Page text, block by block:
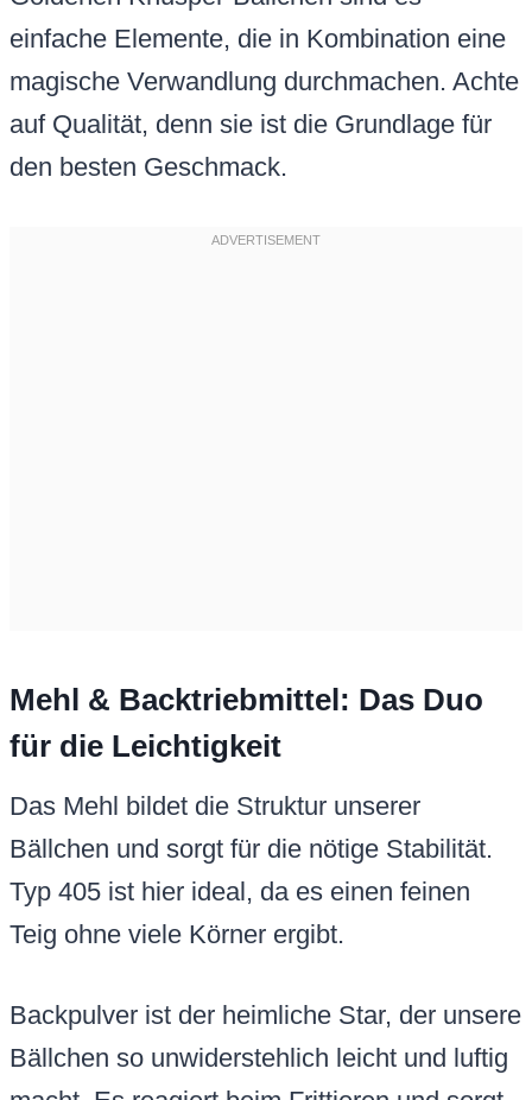
einfache Elemente, die in Kombination eine
magische Verwandlung durchmachen. Achte
auf Qualität, denn sie ist die Grundlage für
den besten Geschmack.
Mehl & Backtriebmittel: Das Duo
für die Leichtigkeit
Das Mehl bildet die Struktur unserer
Bällchen und sorgt für die nötige Stabilität.
Typ 405 ist hier ideal, da es einen feinen
Teig ohne viele Körner ergibt.
Backpulver ist der heimliche Star, der unsere
Bällchen so unwiderstehlich leicht und luftig